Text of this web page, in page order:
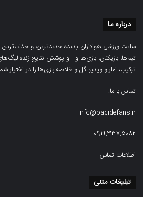
درباره ما
سایت ورزشی هواداران پدیده جدیدترین، و جذاب‌ترین
تیم‌ها، بازیکنان، بازی‌ها و… و پوشش نتایج زنده
ترکیب، امار و ویدیو‌‌ گل‌ و خلاصه بازی‌ها را در اختیار
تماس با ما:
info@padidefans.ir
0919.337.5082
اطلاعات تماس
تبلیغات متنی